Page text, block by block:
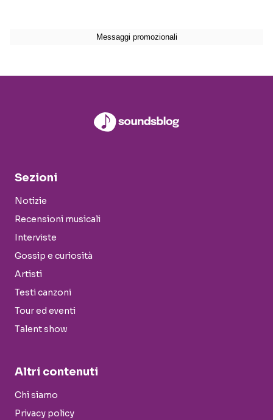
Sezioni
Notizie
Recensioni musicali
Interviste
Gossip e curiosità
Artisti
Testi canzoni
Tour ed eventi
Talent show
Altri contenuti
Chi siamo
Privacy policy